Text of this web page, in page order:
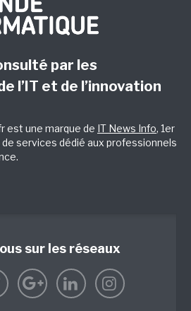
par les
l’IT et de l’innovation
est une marque de IT News Info, 1er
services dédié aux professionnels
sur les réseaux